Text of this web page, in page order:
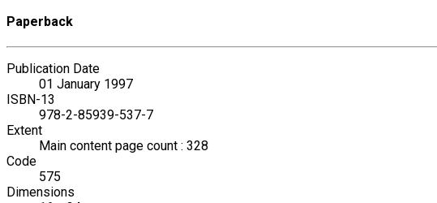
Paperback
Publication Date
01 January 1997
ISBN-13
978-2-85939-537-7
Extent
Main content page count : 328
Code
575
Dimensions